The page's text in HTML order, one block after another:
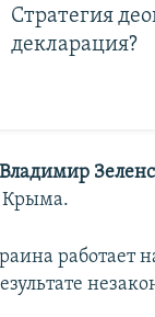
Стратегия
декларация?
Владимир
Крыма.
работает